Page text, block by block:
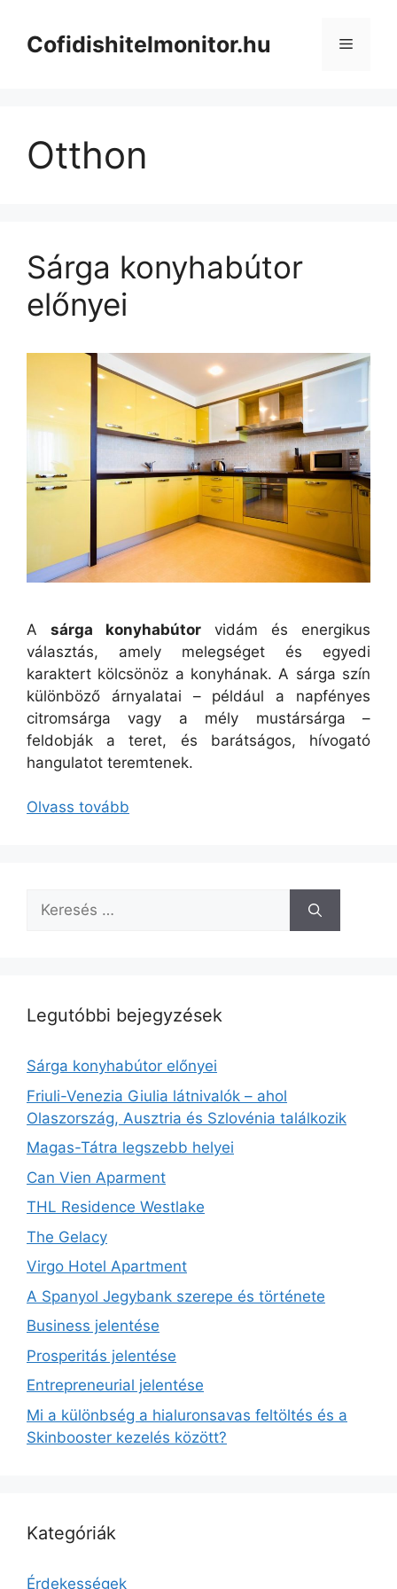
tartalomba
Cofidishitelmonitor.hu Menü
Otthon
Sárga konyhabútor
előnyei
A sárga konyhabútor vidám és energikus
választás, amely melegséget és egyedi
karaktert kölcsönöz a konyhának. A sárga szín
különböző árnyalatai – például a napfényes
citromsárga vagy a mély mustársárga –
feldobják a teret, és barátságos, hívogató
hangulatot teremtenek.
Olvass tovább
Keresés:
Legutóbbi bejegyzések
Sárga konyhabútor előnyei
Friuli-Venezia Giulia látnivalók – ahol
Olaszország, Ausztria és Szlovénia találkozik
Magas-Tátra legszebb helyei
Can Vien Aparment
THL Residence Westlake
The Gelacy
Virgo Hotel Apartment
A Spanyol Jegybank szerepe és története
Business jelentése
Prosperitás jelentése
Entrepreneurial jelentése
Mi a különbség a hialuronsavas feltöltés és a
Skinbooster kezelés között?
Kategóriák
Érdekességek